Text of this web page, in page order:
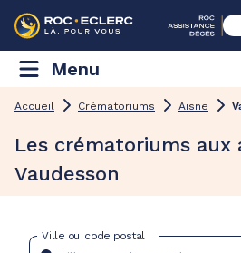
Menu
Accueil Crématoriums Aisne
Les crématoriums aux
Vaudesson
Ville ou code postal